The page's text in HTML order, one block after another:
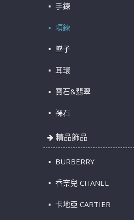
手鍊
項鍊
墜子
耳環
寶石&翡翠
裸石
精品飾品
BURBERRY
香奈兒 CHANEL
卡地亞 CARTIER